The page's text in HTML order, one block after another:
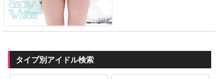
タイプ別アイドル検索